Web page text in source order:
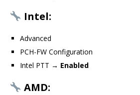
Intel:
Advanced
PCH-FW Configuration
Intel PTT → Enabled
AMD: